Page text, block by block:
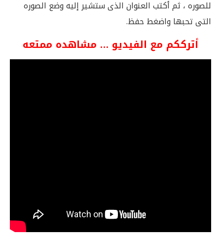
للصوره ، ثم أكتب العنوان الذى ستشير إليه وضع الصوره
التى تحبها واضغط حفظ.
أترككم مع الفيديو … مشاهده ممتعه